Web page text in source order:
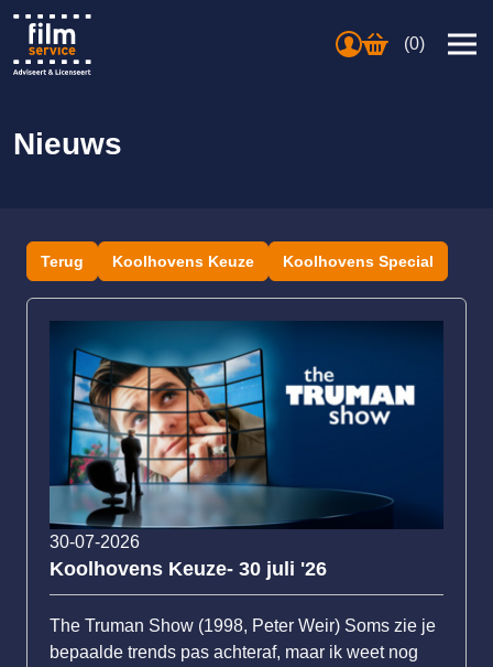
(0)
Nieuws
Terug Koolhovens Keuze Koolhovens Special
30-07-2026
Koolhovens Keuze- 30 juli '26
The Truman Show (1998, Peter Weir) Soms zie je
bepaalde trends pas achteraf, maar ik weet nog